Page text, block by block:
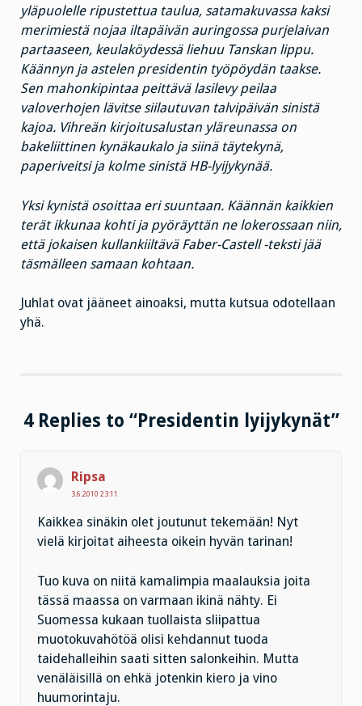
yläpuolelle ripustettua taulua, satamakuvassa kaksi
merimiestä nojaa iltapäivän auringossa purjelaivan
partaaseen, keulaköydessä liehuu Tanskan lippu.
Käännyn ja astelen presidentin työpöydän taakse.
Sen mahonkipintaa peittävä lasilevy peilaa
valoverhojen lävitse siilautuvan talvipäivän sinistä
kajoa. Vihreän kirjoitusalustan yläreunassa on
bakeliittinen kynäkaukalo ja siinä täytekynä,
paperiveitsi ja kolme sinistä HB-lyijykynää.
Yksi kynistä osoittaa eri suuntaan. Käännän kaikkien
terät ikkunaa kohti ja pyöräyttän ne lokerossaan niin,
että jokaisen kullankiiltävä Faber-Castell -teksti jää
täsmälleen samaan kohtaan.
Juhlat ovat jääneet ainoaksi, mutta kutsua odotellaan
yhä.
4 Replies to “Presidentin lyijykynät”
Ripsa
3.6.2010 23:11
Kaikkea sinäkin olet joutunut tekemään! Nyt
vielä kirjoitat aiheesta oikein hyvän tarinan!
Tuo kuva on niitä kamalimpia maalauksia joita
tässä maassa on varmaan ikinä nähty. Ei
Suomessa kukaan tuollaista sliipattua
muotokuvahötöä olisi kehdannut tuoda
taidehalleihin saati sitten salonkeihin. Mutta
venäläisillä on ehkä jotenkin kiero ja vino
huumorintaju.